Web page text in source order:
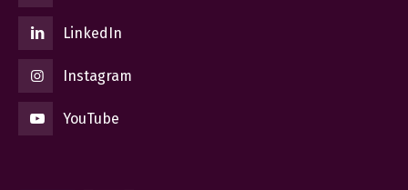
LinkedIn
Instagram
YouTube